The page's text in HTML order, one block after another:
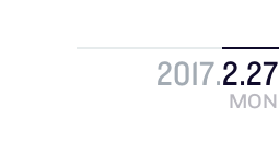
2017.2.27
MON